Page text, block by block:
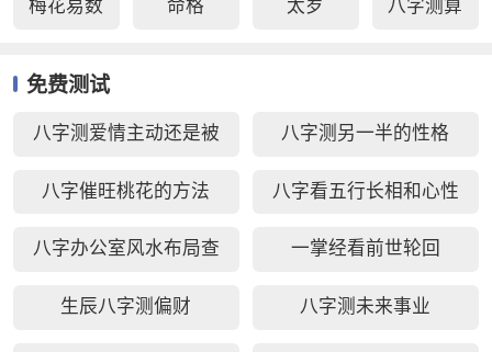
梅花易数 命格 太岁 八字测算
免费测试
八字测爱情主动还是被
动好
八字测另一半的性格
八字催旺桃花的方法 八字看五行长相和心性
八字办公室风水布局查
询
一掌经看前世轮回
生辰八字测偏财 八字测未来事业